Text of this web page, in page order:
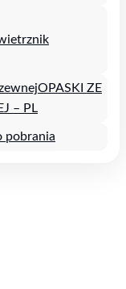
OPASKI ZE
– PL
pobrania